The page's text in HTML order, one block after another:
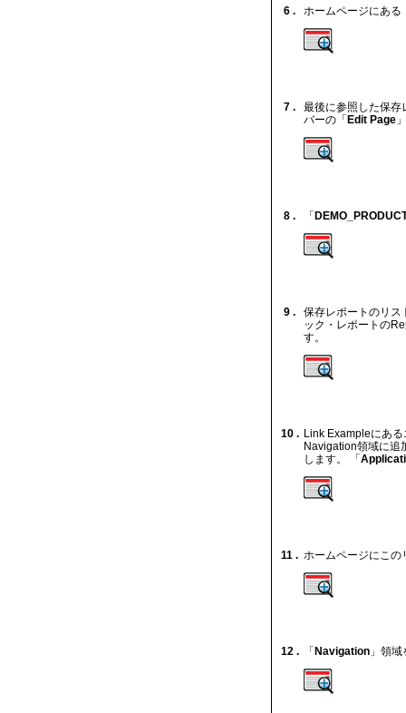
6 . ホームページにある
7 .
最後に参照した保存
バーの「 Edit Page
8 . 「
9 .
保存レポートのリス
ック・レポートの
す。
10 . Link Exampleにあ
Navigation領域に追
します。 「
11 . ホームページにこの
12 . 「 Navigation 」領